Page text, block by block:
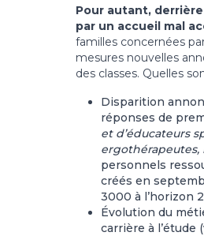
Pour autant,
par un accueil mal
familles concernées
mesures nouvelles
des classes. Quelles
Disparition
réponses de
et d’éducateurs
ergothérapeutes,
personnels
créés en
3000 à l’horizon
Évolution du
carrière à l’étude